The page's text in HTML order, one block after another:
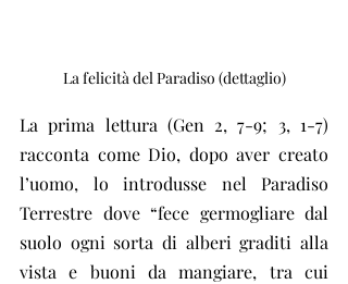
La felicità del Paradiso (dettaglio)
La prima lettura (Gen 2, 7-9; 3, 1-7)
racconta come Dio, dopo aver creato
l’uomo, lo introdusse nel Paradiso
Terrestre dove “fece germogliare dal
suolo ogni sorta di alberi graditi alla
vista e buoni da mangiare, tra cui